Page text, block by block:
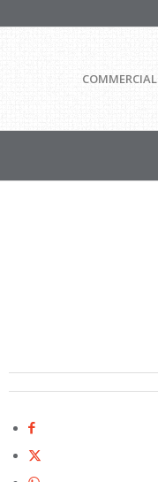
COMMERCIAL